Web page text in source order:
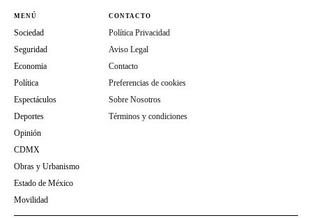
MENÚ
Sociedad
Seguridad
Economia
Política
Espectáculos
Deportes
Opinión
CDMX
Obras y Urbanismo
Estado de México
Movilidad
CONTACTO
Política Privacidad
Aviso Legal
Contacto
Preferencias de cookies
Sobre Nosotros
Términos y condiciones